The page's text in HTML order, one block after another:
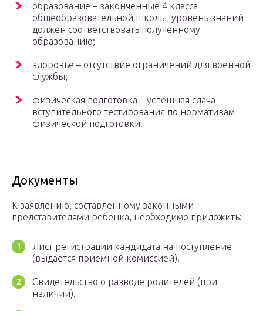
образование – законченные 4 класса
общеобразовательной школы, уровень знаний
должен соответствовать полученному
образованию;
здоровье – отсутствие ограничений для военной
службы;
физическая подготовка – успешная сдача
вступительного тестирования по нормативам
физической подготовки.
Документы
К заявлению, составленному законными
представителями ребенка, необходимо приложить:
Лист регистрации кандидата на поступление
(выдается приемной комиссией).
Свидетельство о разводе родителей (при
наличии).